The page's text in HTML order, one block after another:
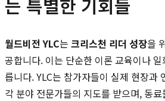
는 특별한 기회들
월드비전 YLC는 크리스천 리더 성장을
공합니다. 이는 단순한 이론 교육이나
릅니다. YLC는 참가자들이 실제 현장과
각 분야 전문가들의 지도를 받으며, 동